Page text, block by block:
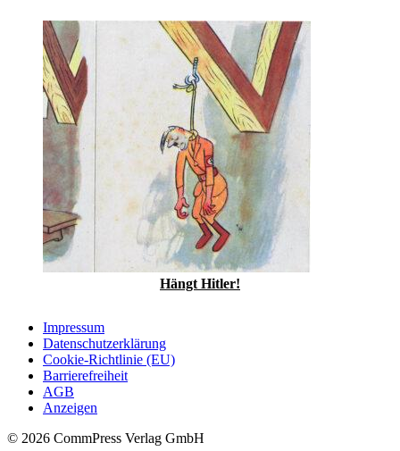
Hängt Hitler!
Impressum
Datenschutzerklärung
Cookie-Richtlinie (EU)
Barrierefreiheit
AGB
Anzeigen
© 2026 CommPress Verlag GmbH